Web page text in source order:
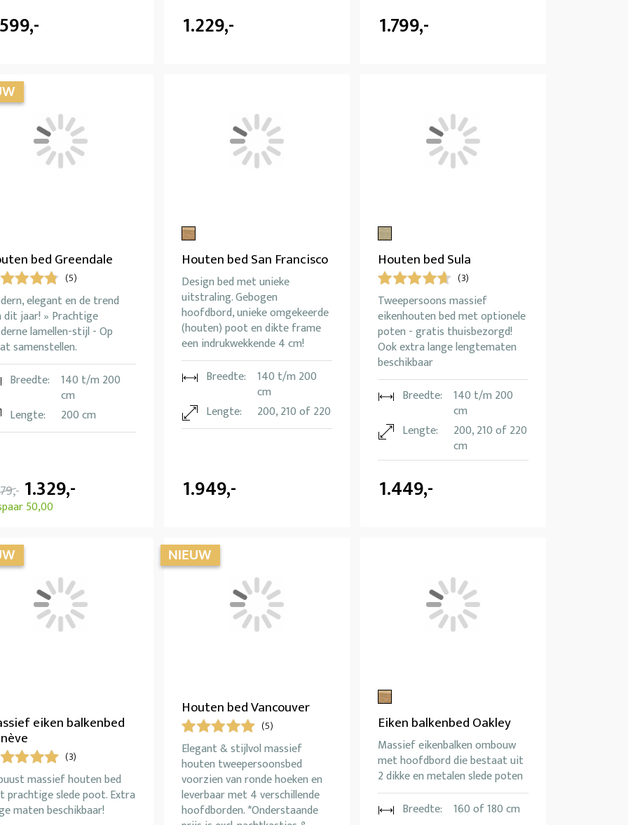
1.229,- 1.799,-
bed Greendale
(5)
elegant en de trend
dit jaar! » Prachtige
lamellen-stijl - Op
samenstellen.
Breedte:
140 t/m 200
cm
Lengte:
200 cm
1.329,-
50,00
Houten bed San Francisco
Design bed met unieke
uitstraling. Gebogen
hoofdbord, unieke omgekeerde
(houten) poot en dikte frame
een indrukwekkende 4 cm!
Breedte:
140 t/m 200
cm
Lengte:
200, 210 of 220
1.949,-
Houten bed Sula
(3)
Tweepersoons massief
eikenhouten bed met optionele
poten - gratis thuisbezorgd!
Ook extra lange lengtematen
beschikbaar
Breedte:
140 t/m 200
cm
Lengte:
200, 210 of 220
cm
1.449,-
eiken balkenbed
(3)
massief houten bed
prachtige slede poot. Extra
maten beschikbaar!
Houten bed Vancouver
(5)
Elegant & stijlvol massief
houten tweepersoonsbed
voorzien van ronde hoeken en
leverbaar met 4 verschillende
hoofdborden. *Onderstaande
Eiken balkenbed Oakley
Massief eikenbalken ombouw
met hoofdbord die bestaat uit
2 dikke en metalen slede poten
Breedte:
160 of 180 cm